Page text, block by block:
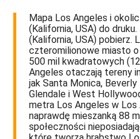
Mapa Los Angeles i
(Kalifornia, USA) do
(Kalifornia, USA) pobierz.
czteromilionowe miasto
500 mil kwadratowych
Angeles otaczają tereny
jak Santa Monica, Beverly
Glendale i West
metra Los Angeles w
naprawdę mieszanką 88
społeczności